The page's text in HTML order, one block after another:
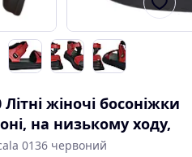
жіночі босоніжки
на низькому ходу,
0136 червоний